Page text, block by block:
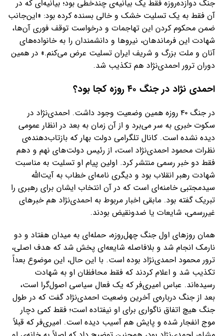
جنگ دوازده‌روزه فقط یک بیانیه‌ی چندخطی بود؛ بیانیه‌ای که در
آن فقط به یک تسلیت خشک و خالی بسنده کرده بود: «این‌جانب
ضمن محکوم کردن این تهاجمات و درخواست توقف فوری آن‌ها،
شهادت این فرماندهان، نیروها و دانشمندان را به خانواده‌های
آنان و ملت بزرگ و شریف ایران تسلیت عرض می‌کنم.» در همین
دوران ترور احمدی‌نژاد هم تکذیب شد.
احمدی نژاد در جنگ ۴۰ روزه کجا بود؟
در جنگ ۴۰ روزه همین وضعیت وجود داشت. احمدی‌نژاد در
سکوت خبری به سر می‌برد و از آن زمان به بعد در انظار عمومی
دیده نشده است. کانال تلگرامی دولت بهار که بازتاب‌دهنده‌ی
نظرات محمود احمدی‌نژاد است، از رئیس دولت‌های نهم و دهم
فقط دو خبر رسمی منتشر کرد. اولین پیام او تسلیت به مناسبت
شهادت رهبر انقلاب بود و دیگری نامه‌ای خطاب به آیت‌الله
سیدمجتبی خامنه‌ای است که در آن انتخاب ایشان برای رهبری را
تبریک گفته بود. مابقی اخبار مربوط به احمدی‌نژاد هم خبرهای
غیررسمی، شایعات یا ضدونقیض بودند.
همان روزهای اول جنگ چهل‌روزه، حمله‌ای به میدان هفتاد و دو
نارمک انجام شد و بلافاصله شایعه‌ای پخش شد که هدف اصلی،
ترور محمود احمدی‌نژاد بوده است. با این حال، این موضوع بعداً
تکذیب شد و اعلام کردند که فقط محافظان او به شهادت
رسیده‌اند. عباس امیری‌فر که یک فعال سیاسی اصول‌گرا است،
بعد از جنگ درباره‌ی آخرین وضعیت احمدی‌نژاد گفت که در طول
جنگ هیچ اتفاق ناگواری برای او نیفتاده است؛ فقط کمی دچار
موج انفجار شده و پایش هم آسیب دیده است. امیری‌فر که قبلاً